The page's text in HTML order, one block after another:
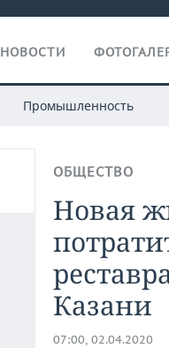
НОВОСТИ
Промышленность
ОБЩЕСТВО
Новая
Казани
07:00, 02.04.2020